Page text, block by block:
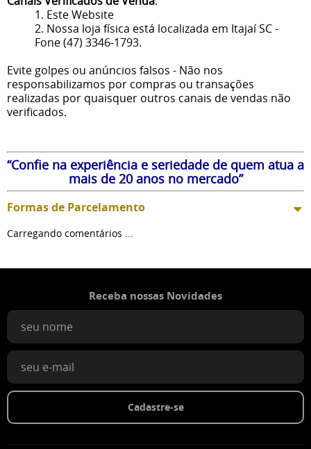
1. Este Website
2. Nossa loja física está localizada em Itajaí SC -
Fone (47) 3346-1793.
Evite golpes ou anúncios falsos - Não nos
responsabilizamos por compras ou transações
realizadas por quaisquer outros canais de vendas não
verificados.
“Confie na experiência e seriedade de quem atua a
mais de 20 anos no mercado”
Formas de Parcelamento
Carregando comentários ...
Receba nossas Novidades
Cadastre-se